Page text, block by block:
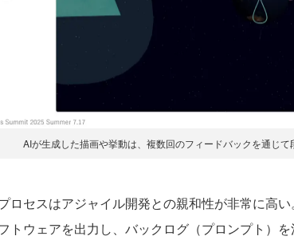
AIが生成した描画や挙動は、複数回のフィードバックを通じて
ロセスはアジャイル開発との親和性が非常に高
トウェアを出力し、バックログ（プロンプト）